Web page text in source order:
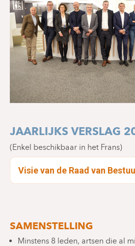
JAARLIJKS VERSLAG
(Enkel beschikbaar in het Frans)
Visie van de Raad van
SAMENSTELLING
Minstens 8 leden, artsen die al